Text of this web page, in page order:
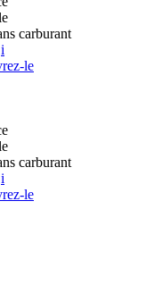
carburant
i
le
carburant
i
le